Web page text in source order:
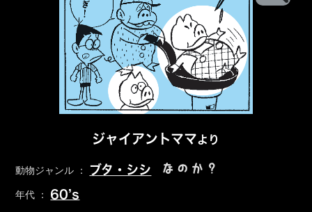
ジャイアントママより
動物ジャンル ： ブタ・シシ なのか？
年代 ： 60’s